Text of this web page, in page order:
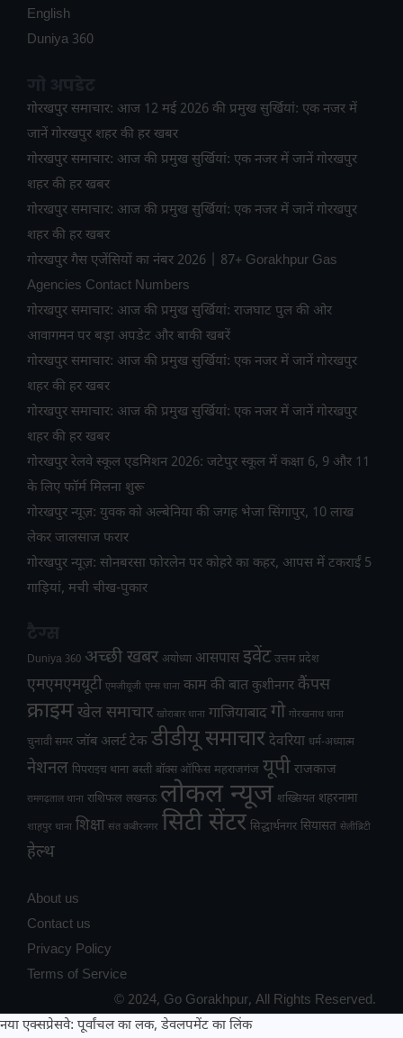
English
Duniya 360
गोरखपुर समाचार: आज 12 मई 2026 की प्रमुख सुर्खियां: एक नजर में
जानें गोरखपुर शहर की हर खबर
गोरखपुर समाचार: आज की प्रमुख सुर्खियां: एक नजर में जानें गोरखपुर
शहर की हर खबर
गोरखपुर समाचार: आज की प्रमुख सुर्खियां: एक नजर में जानें गोरखपुर
शहर की हर खबर
गोरखपुर गैस एजेंसियों का नंबर 2026 | 87+ Gorakhpur Gas
Agencies Contact Numbers
गोरखपुर समाचार: आज की प्रमुख सुर्खियां: राजघाट पुल की ओर
आवागमन पर बड़ा अपडेट और बाकी खबरें
गोरखपुर समाचार: आज की प्रमुख सुर्खियां: एक नजर में जानें गोरखपुर
शहर की हर खबर
गोरखपुर समाचार: आज की प्रमुख सुर्खियां: एक नजर में जानें गोरखपुर
शहर की हर खबर
गोरखपुर रेलवे स्कूल एडमिशन 2026: जटेपुर स्कूल में कक्षा 6, 9 और 11
के लिए फॉर्म मिलना शुरू
गोरखपुर न्यूज़: युवक को अल्बेनिया की जगह भेजा सिंगापुर, 10 लाख
लेकर जालसाज फरार
गोरखपुर न्यूज़: सोनबरसा फोरलेन पर कोहरे का कहर, आपस में टकराईं 5
गाड़ियां, मची चीख-पुकार
Duniya 360 अच्छी खबर अयोध्या आसपास इवेंट उत्तम प्रदेश
एमएमएमयूटी एमजीयूजी एम्स थाना काम की बात कुशीनगर कैंपस
क्राइमखेल समाचार खोराबार थाना गाजियाबादगो गोरखनाथ थाना
चुनावी समर जॉब अलर्ट टेक डीडीयू समाचार देवरिया धर्म-अध्यात्म
नेशनल पिपराइच थाना बस्ती बॉक्स ऑफिस महराजगंज यूपी राजकाज
रामगढ़ताल थाना राशिफल लखनऊ लोकल न्यूज शख्सियत शहरनामा
शाहपुर थाना शिक्षा संत कबीरनगर सिटी सेंटर सिद्धार्थनगर सियासत सेलीब्रिटी
हेल्थ
About us
Contact us
Privacy Policy
Terms of Service
© 2024, Go Gorakhpur, All Rights Reserved.
नया एक्सप्रेसवे: पूर्वांचल का लक, डेवलपमेंट का लिंक